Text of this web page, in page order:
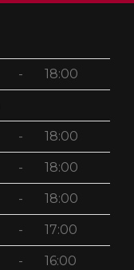
- 18:00
- 18:00
- 18:00
- 18:00
- 17:00
- 16:00